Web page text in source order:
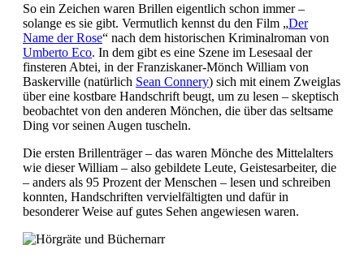
So ein Zeichen waren Brillen eigentlich schon immer –
solange es sie gibt. Vermutlich kennst du den Film „Der
Name der Rose“ nach dem historischen Kriminalroman von
Umberto Eco. In dem gibt es eine Szene im Lesesaal der
finsteren Abtei, in der Franziskaner-Mönch William von
Baskerville (natürlich Sean Connery) sich mit einem Zweiglas
über eine kostbare Handschrift beugt, um zu lesen – skeptisch
beobachtet von den anderen Mönchen, die über das seltsame
Ding vor seinen Augen tuscheln.
Die ersten Brillenträger – das waren Mönche des Mittelalters
wie dieser William – also gebildete Leute, Geistesarbeiter, die
– anders als 95 Prozent der Menschen – lesen und schreiben
konnten, Handschriften vervielfältigten und dafür in
besonderer Weise auf gutes Sehen angewiesen waren.